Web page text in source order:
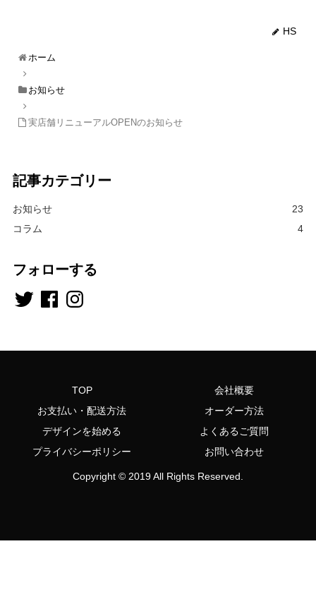
HS
ホーム
お知らせ
実店舗リニューアルOPENのお知らせ
記事カテゴリー
お知らせ
23
コラム
4
フォローする
TwitterFacebookInstagram
TOP
会社概要
お支払い・配送方法
オーダー方法
デザインを始める
よくあるご質問
プライバシーポリシー
お問い合わせ
Copyright © 2019 All Rights Reserved.